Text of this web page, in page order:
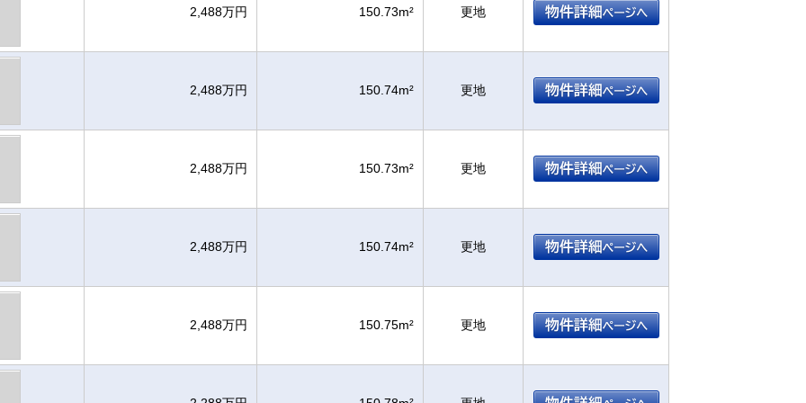
2,488万円 150.73m² 更地
2,488万円 150.74m² 更地
2,488万円 150.73m² 更地
2,488万円 150.74m² 更地
2,488万円 150.75m² 更地